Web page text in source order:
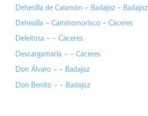
Dehesilla de Calamón – Badajoz – Badajoz
Dehesilla – Caminomorisco – Cáceres
Deleitosa – – Cáceres
Descargamaría – – Cáceres
Don Álvaro – – Badajoz
Don Benito – – Badajoz